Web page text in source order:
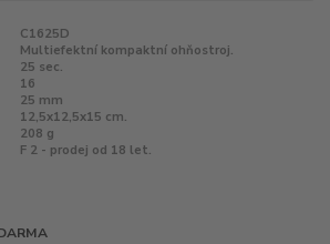
C1625D
Multiefektní kompaktní ohňostroj.
25 sec.
16
25 mm
12,5x12,5x15 cm.
208 g
F 2 - prodej od 18 let.